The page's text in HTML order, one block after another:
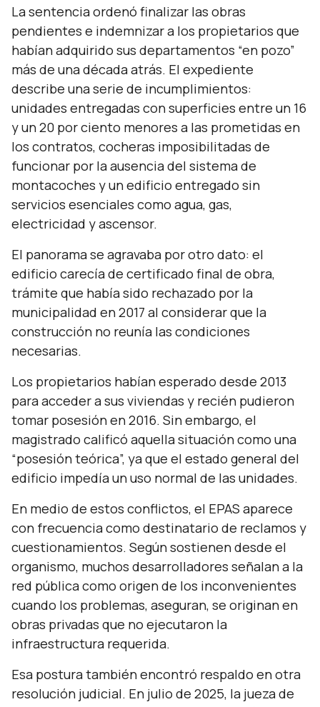
La sentencia ordenó finalizar las obras
pendientes e indemnizar a los propietarios que
habían adquirido sus departamentos “en pozo”
más de una década atrás. El expediente
describe una serie de incumplimientos:
unidades entregadas con superficies entre un 16
y un 20 por ciento menores a las prometidas en
los contratos, cocheras imposibilitadas de
funcionar por la ausencia del sistema de
montacoches y un edificio entregado sin
servicios esenciales como agua, gas,
electricidad y ascensor.
El panorama se agravaba por otro dato: el
edificio carecía de certificado final de obra,
trámite que había sido rechazado por la
municipalidad en 2017 al considerar que la
construcción no reunía las condiciones
necesarias.
Los propietarios habían esperado desde 2013
para acceder a sus viviendas y recién pudieron
tomar posesión en 2016. Sin embargo, el
magistrado calificó aquella situación como una
“posesión teórica”, ya que el estado general del
edificio impedía un uso normal de las unidades.
En medio de estos conflictos, el EPAS aparece
con frecuencia como destinatario de reclamos y
cuestionamientos. Según sostienen desde el
organismo, muchos desarrolladores señalan a la
red pública como origen de los inconvenientes
cuando los problemas, aseguran, se originan en
obras privadas que no ejecutaron la
infraestructura requerida.
Esa postura también encontró respaldo en otra
resolución judicial. En julio de 2025, la jueza de